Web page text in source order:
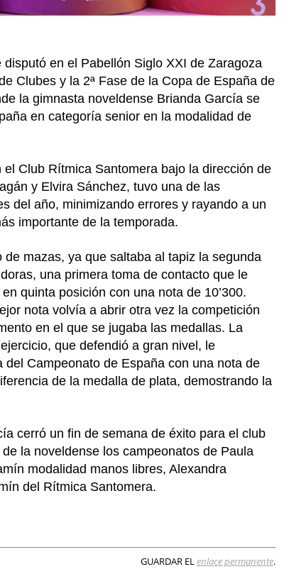
en el Pabellón Siglo XXI de Zaragoza
Clubes y la 2ª Fase de la Copa de España de
la gimnasta noveldense Brianda García se
en categoría senior en la modalidad de
Club Rítmica Santomera bajo la dirección de
y Elvira Sánchez, tuvo una de las
del año, minimizando errores y rayando a un
importante de la temporada.
mazas, ya que saltaba al tapiz la segunda
una primera toma de contacto que le
quinta posición con una nota de 10’300.
nota volvía a abrir otra vez la competición
en el que se jugaba las medallas. La
que defendió a gran nivel, le
del Campeonato de España con una nota de
de la medalla de plata, demostrando la
cerró un fin de semana de éxito para el club
la noveldense los campeonatos de Paula
modalidad manos libres, Alexandra
del Rítmica Santomera.
GUARDAR ELenlace permanente.